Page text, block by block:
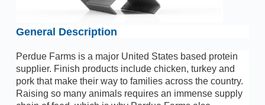
General Description
Perdue Farms is a major United States based protein
supplier. Finish products include chicken, turkey and
pork that make their way to families across the country.
Raising so many animals requires an immense supply